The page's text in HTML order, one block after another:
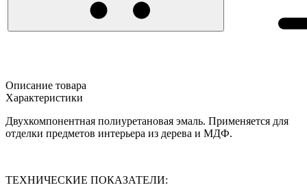
Описание товара
Характеристики
Двухкомпонентная полиуретановая эмаль. Применяется для
отделки предметов интерьера из дерева и МДФ.
ТЕХНИЧЕСКИЕ ПОКАЗАТЕЛИ: